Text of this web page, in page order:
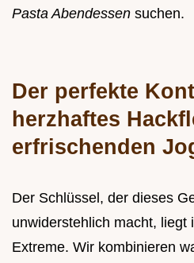
Pasta Abendessen suchen.
Der perfekte
herzhaftes
erfrischenden
Der Schlüssel, der dieses
unwiderstehlich macht, liegt
Extreme. Wir kombinieren